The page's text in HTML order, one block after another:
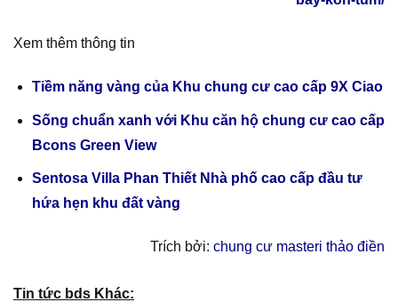
Xem thêm thông tin
Tiềm năng vàng của Khu chung cư cao cấp 9X Ciao
Sống chuẩn xanh với Khu căn hộ chung cư cao cấp
Bcons Green View
Sentosa Villa Phan Thiết Nhà phố cao cấp đầu tư
hứa hẹn khu đất vàng
Trích bởi: chung cư masteri thảo điền
Tin tức bds Khác: